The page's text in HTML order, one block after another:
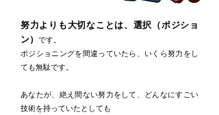
努力よりも大切なことは、選択（ポジショ
ン）
です。
ポジショニングを間違っていたら、いくら努力をし
ても無駄です。
あなたが、絶え間ない努力をして、どんなにすごい
技術を持っていたとしても